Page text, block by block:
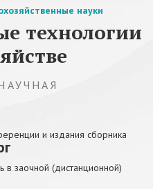
науки
технологии
и издания сборника
в заочной (дистанционной)